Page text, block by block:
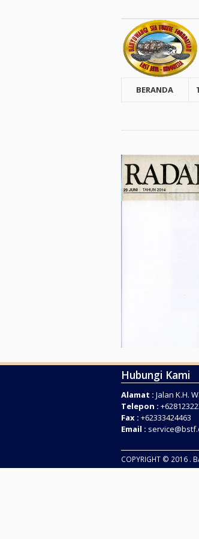
BERANDA
Hubungi Kami
Alamat : Jalan K.H.
Telepon :
Fax : +62333424463
Email :
COPYRIGHT © 2016 .